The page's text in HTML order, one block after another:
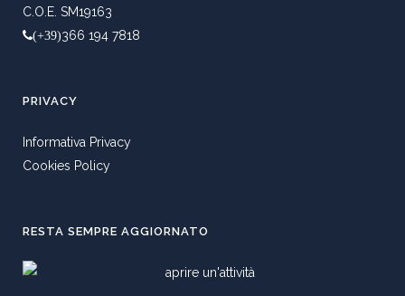
C.O.E. SM19163
(+39)366 194 7818
PRIVACY
Informativa Privacy
Cookies Policy
RESTA SEMPRE AGGIORNATO